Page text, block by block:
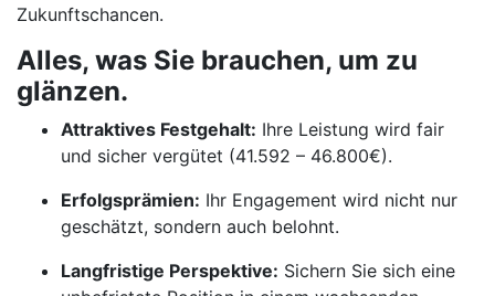
Zukunftschancen.
Alles, was Sie brauchen, um zu
glänzen.
Attraktives Festgehalt: Ihre Leistung wird fair
und sicher vergütet (41.592 – 46.800€).
Erfolgsprämien: Ihr Engagement wird nicht nur
geschätzt, sondern auch belohnt.
Langfristige Perspektive: Sichern Sie sich eine